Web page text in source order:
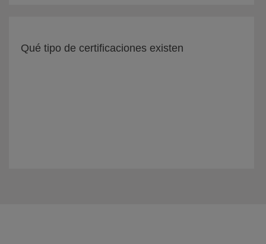
Qué tipo de certificaciones existen